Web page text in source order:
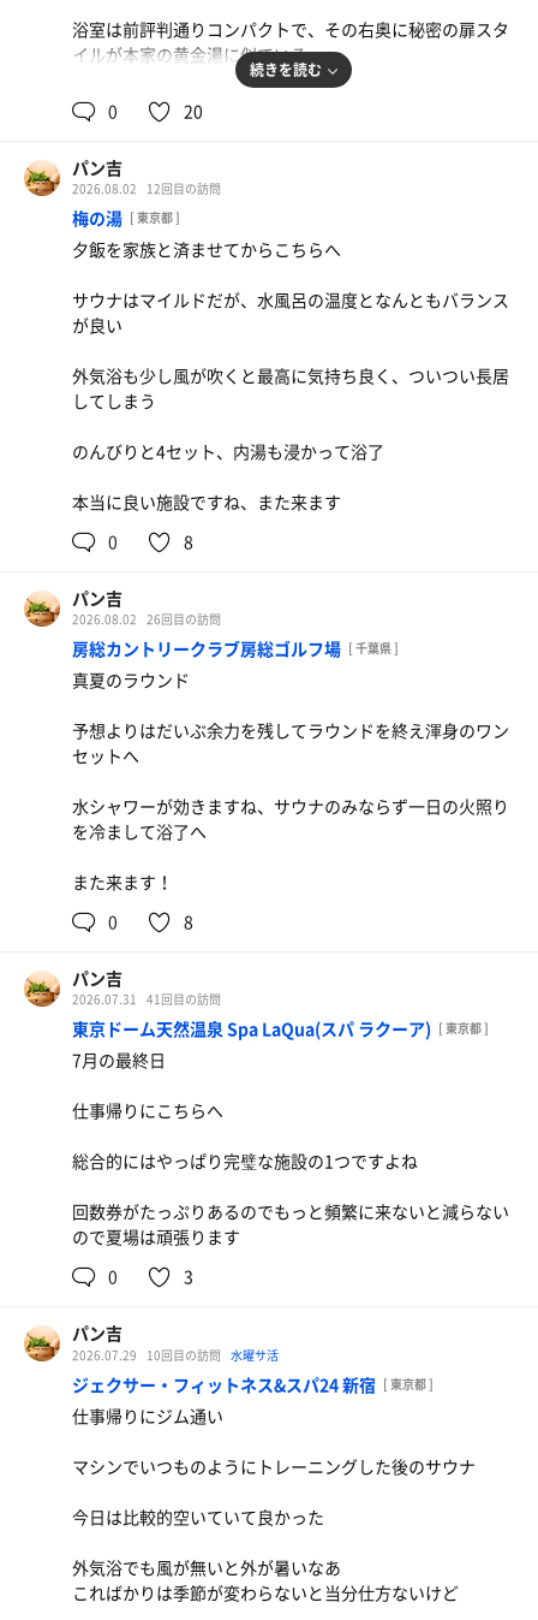
浴室は前評判通りコンパクトで、その右奥に秘密の扉スタ
イルが本家の黄金湯に似ている
奥へ入ると完全に別世界、この辺は富士見湯に似ているか
早速お洒落なサウナ室に入ってみると立派なタワー型のス
トーブが2発、熱いなと思って温度計をみると108度、とて
も銭湯サウナとは思えない
いです
室内に18度が1つと充実
色々いらっしゃるようでしたし、アニキお背中流します的
な場面も見かけました
色々と特徴のある施設で面白かったのですが、お値段がな
かなかでして、そう年中来ようかとはならないかな
またそのうち来てみたいです！
続きを読む
0 20
パン吉
2026.08.02 12回目の訪問
梅の湯 [ 東京都 ]
夕飯を家族と済ませてからこちらへ
サウナはマイルドだが、水風呂の温度となんともバランス
が良い
外気浴も少し風が吹くと最高に気持ち良く、ついつい長居
してしまう
のんびりと4セット、内湯も浸かって浴了
本当に良い施設ですね、また来ます
0
8
パン吉
2026.08.02 26回目の訪問
房総カントリークラブ房総ゴルフ場 [ 千葉県 ]
真夏のラウンド
予想よりはだいぶ余力を残してラウンドを終え渾身のワン
セットへ
水シャワーが効きますね、サウナのみならず一日の火照り
を冷まして浴了へ
また来ます！
0
8
パン吉
2026.07.31 41回目の訪問
東京ドーム天然温泉 Spa LaQua(スパ ラクーア) [ 東京都 ]
7月の最終日
仕事帰りにこちらへ
総合的にはやっぱり完璧な施設の1つですよね
回数券がたっぷりあるのでもっと頻繁に来ないと減らない
ので夏場は頑張ります
0
3
パン吉
2026.07.29 10回目の訪問 水曜サ活
ジェクサー・フィットネス&スパ24 新宿 [ 東京都 ]
仕事帰りにジム通い
マシンでいつものようにトレーニングした後のサウナ
今日は比較的空いていて良かった
外気浴でも風が無いと外が暑いなあ
こればかりは季節が変わらないと当分仕方ないけど